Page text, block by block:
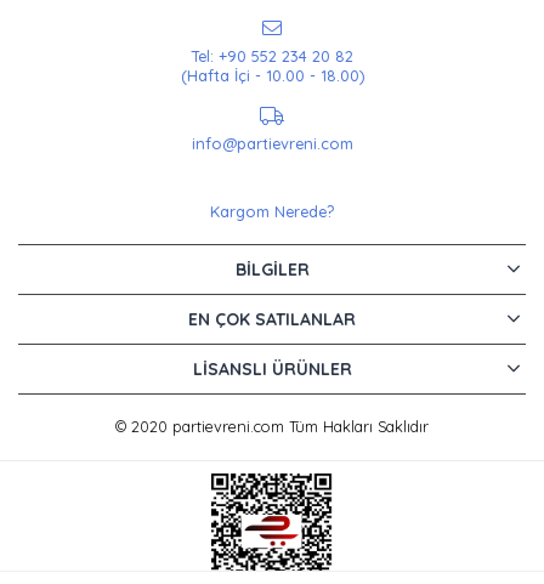
Tel: +90 552 234 20 82
(Hafta İçi - 10.00 - 18.00)
info@partievreni.com
Kargom Nerede?
BILGILER
EN ÇOK SATILANLAR
LISANSLI ÜRÜNLER
© 2020 partievreni.com Tüm Hakları Saklıdır